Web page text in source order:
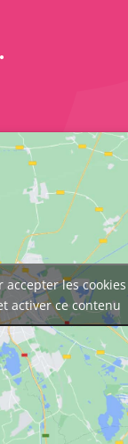
accepter les cookies
activer ce contenu